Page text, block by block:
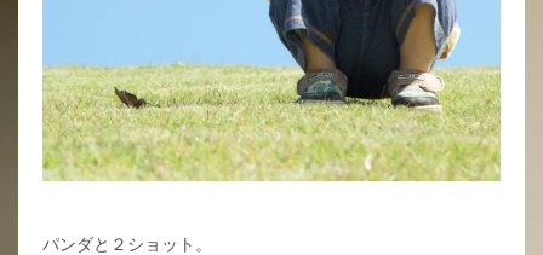
パンダと２ショット。